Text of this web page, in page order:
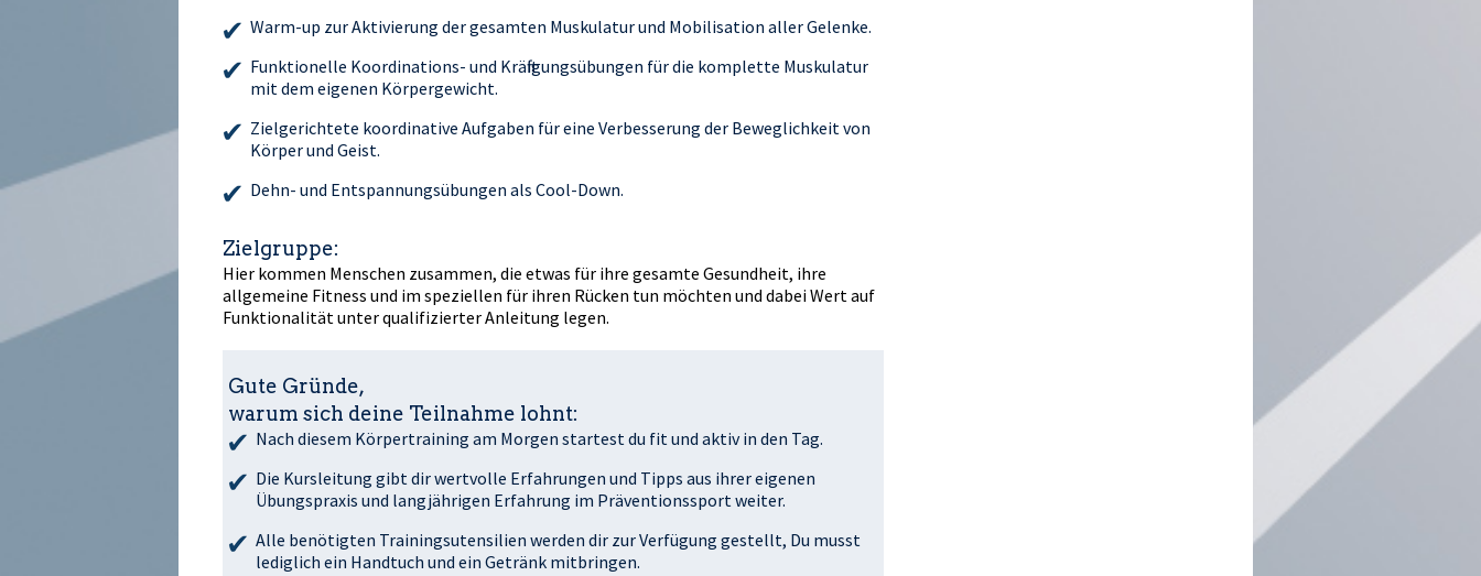
Warm-up zur Aktivierung der gesamten Muskulatur und Mobilisation aller Gelenke.
Funktionelle Koordinations- und Kräftigungsübungen für die komplette Muskulatur
mit dem eigenen Körpergewicht.
Zielgerichtete koordinative Aufgaben für eine Verbesserung der Beweglichkeit von
Körper und Geist.
Dehn- und Entspannungsübungen als Cool-Down.
Zielgruppe:
Hier kommen Menschen zusammen, die etwas für ihre gesamte Gesundheit, ihre
allgemeine Fitness und im speziellen für ihren Rücken tun möchten und dabei Wert auf
Funktionalität unter qualifizierter Anleitung legen.
Gute Gründe,
warum sich deine Teilnahme lohnt:
Nach diesem Körpertraining am Morgen startest du fit und aktiv in den Tag.
Die Kursleitung gibt dir wertvolle Erfahrungen und Tipps aus ihrer eigenen
Übungspraxis und langjährigen Erfahrung im Präventionssport weiter.
Alle benötigten Trainingsutensilien werden dir zur Verfügung gestellt, Du musst
lediglich ein Handtuch und ein Getränk mitbringen.